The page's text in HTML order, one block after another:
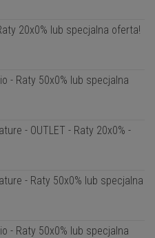
20x0% lub specjalna oferta!
- Raty 50x0% lub specjalna
- OUTLET - Raty 20x0% -
- Raty 50x0% lub specjalna
- Raty 50x0% lub specjalna